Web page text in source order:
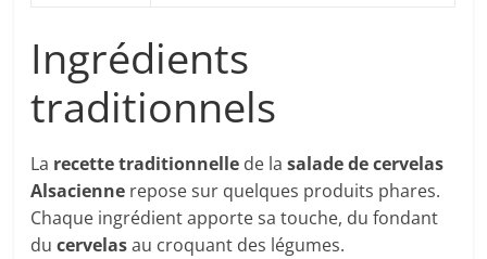
Ingrédients
traditionnels
La recette traditionnelle de lasalade de cervelas
Alsacienne repose sur quelques produits phares.
Chaque ingrédient apporte sa touche, du fondant
ducervelasau croquant des légumes.